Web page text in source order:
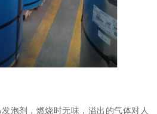
泡剂，燃烧时无味，溢出的气体对人